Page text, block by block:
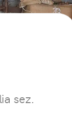
sez.